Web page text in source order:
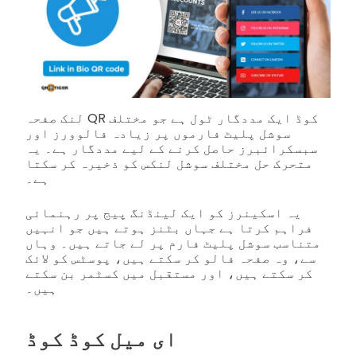
لنک صفحہ QR کوڈ ایک مددگار ٹول ہے جو مختلف
سوشل پلیٹ فارموں پر زیادہ فالوورز اور
سبسکرائبرز حاصل کرنے کے لیے مددگار ہے۔ یہ
متحرک حل مختلف سوشل لنکس کو ذخیرہ کر سکتا
ہے۔
یہ اسکینرز کو ایک لینڈنگ پیج پر رہنمائی
فراہم کرتا ہے جہاں بٹنز ہوتے ہیں جو انہیں
متناسب سوشل پلیٹ فارم پر لے جاتے ہیں۔ وہاں
سے، وہ صفحہ فالو کر سکتے ہیں، پوسٹس کو لائک
کر سکتے ہیں، اور مستقبل میں کسٹمر بن سکتے
ہیں۔
ای میل کوڈ کوڈ